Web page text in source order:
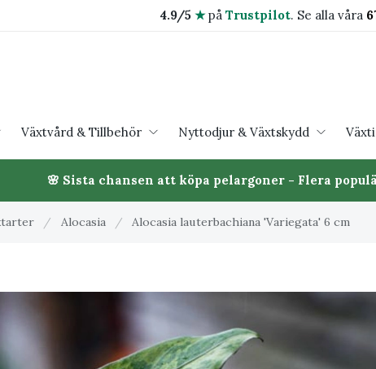
4.9/5 ★på Trustpilot. Se alla våra
Växtvård & Tillbehör Nyttodjur & Växtskydd
🌸 Sista chansen att köpa pelargoner - Flera
/ Alocasia / Alocasia lauterbachiana 'Variegata' 6 cm